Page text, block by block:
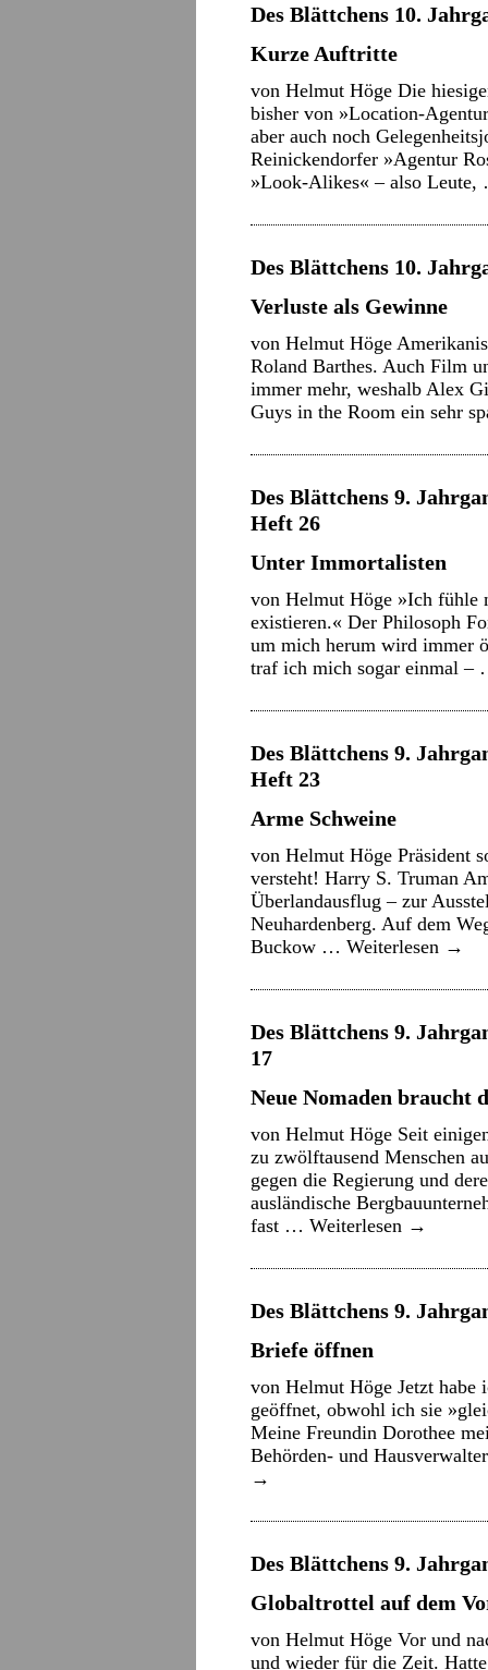
Des Blättchens 10.
Kurze Auftritte
von Helmut Höge Die
bisher von »Location-
aber auch noch
Reinickendorfer »Agentur
»Look-Alikes« – also
Des Blättchens 10.
Verluste als Gewinne
von Helmut Höge
Roland Barthes. Auch Film
immer mehr, weshalb Alex
Guys in the Room ein sehr
Des Blättchens 9.
Heft 26
Unter Immortalisten
von Helmut Höge »Ich fühle
existieren.« Der Philosoph
um mich herum wird immer
traf ich mich sogar einmal
Des Blättchens 9.
Heft 23
Arme Schweine
von Helmut Höge Präsident
versteht! Harry S. Truman
Überlandausflug – zur
Neuhardenberg. Auf dem
Buckow … Weiterlesen →
Des Blättchens 9.
17
Neue Nomaden braucht
von Helmut Höge Seit
zu zwölftausend Menschen
gegen die Regierung und
ausländische
fast … Weiterlesen →
Des Blättchens 9.
Briefe öffnen
von Helmut Höge Jetzt habe
geöffnet, obwohl ich sie
Meine Freundin Dorothee
Behörden- und
→
Des Blättchens 9.
Globaltrottel auf dem
von Helmut Höge Vor und
und wieder für die Zeit.